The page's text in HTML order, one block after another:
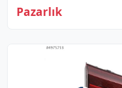
Pazarlık